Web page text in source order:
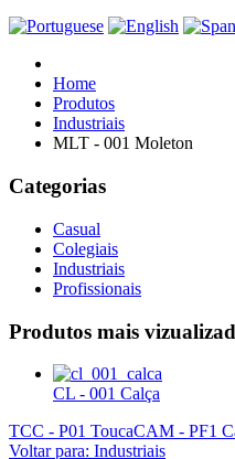
Home
Produtos
Industriais
MLT - 001 Moleton
Categorias
Casual
Colegiais
Industriais
Profissionais
Produtos mais
CL - 001 Calça
TCC - P01 ToucaCAM - PF1
Voltar para: Industriais